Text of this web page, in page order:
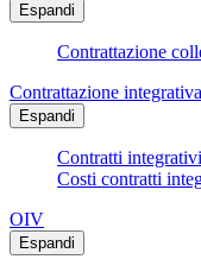
Espandi
Contrattazione
Contrattazione integrativa
Espandi
Contratti integrativi
Costi contratti
OIV
Espandi